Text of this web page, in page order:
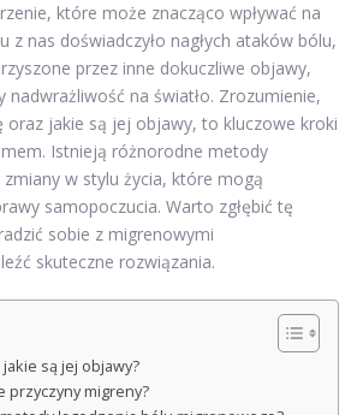
które może znacząco wpływać na
z nas doświadczyło nagłych ataków bólu,
przez inne dokuczliwe objawy,
nadwrażliwość na światło. Zrozumienie,
oraz jakie są jej objawy, to kluczowe kroki
Istnieją różnorodne metody
zmiany w stylu życia, które mogą
samopoczucia. Warto zgłębić tę
sobie z migrenowymi
skuteczne rozwiązania.
są jej objawy?
przyczyny migreny?